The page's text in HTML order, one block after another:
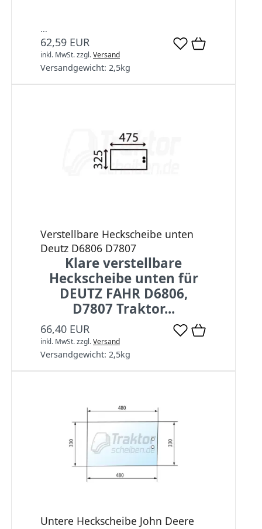
...
62,59 EUR
inkl. MwSt.zzgl.Versand
Versandgewicht: 2,5kg
Verstellbare Heckscheibe unten
Deutz D6806 D7807
Klare verstellbare
Heckscheibe unten für
DEUTZ FAHR D6806,
D7807 Traktor...
66,40 EUR
inkl. MwSt.zzgl.Versand
Versandgewicht: 2,5kg
Untere Heckscheibe John Deere